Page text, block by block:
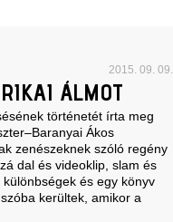
2015. 09. 09.
ÁLMOT
történetét írta meg
Ákos
zenészeknek szóló regény
dal és videoklip, slam és
és egy könyv
kerültek, amikor a